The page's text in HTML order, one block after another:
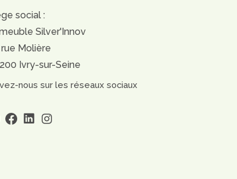
social :
Silver'Innov
Molière
Ivry-sur-Seine
nous sur les réseaux sociaux